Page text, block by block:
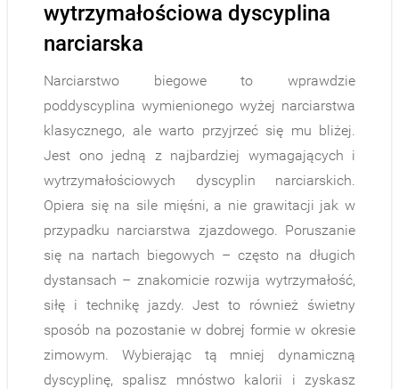
wytrzymałościowa dyscyplina
narciarska
Narciarstwo biegowe to wprawdzie
poddyscyplina wymienionego wyżej narciarstwa
klasycznego, ale warto przyjrzeć się mu bliżej.
Jest ono jedną z najbardziej wymagających i
wytrzymałościowych dyscyplin narciarskich.
Opiera się na sile mięśni, a nie grawitacji jak w
przypadku narciarstwa zjazdowego. Poruszanie
się na nartach biegowych – często na długich
dystansach – znakomicie rozwija wytrzymałość,
siłę i technikę jazdy. Jest to również świetny
sposób na pozostanie w dobrej formie w okresie
zimowym. Wybierając tą mniej dynamiczną
dyscyplinę, spalisz mnóstwo kalorii i zyskasz